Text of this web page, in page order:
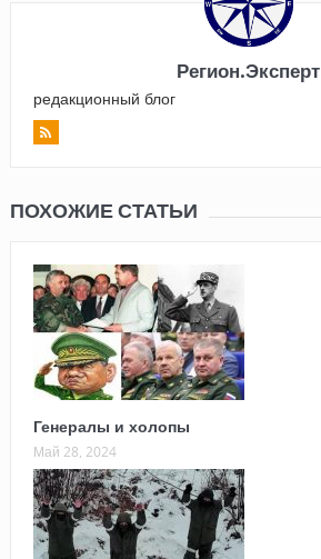
Регион.Эксперт
редакционный блог
ПОХОЖИЕ СТАТЬИ
Генералы и холопы
Май 28, 2024